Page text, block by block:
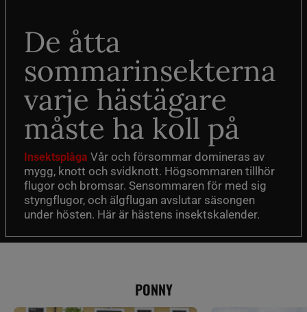
De åtta
sommarinsekterna
varje hästägare
måste ha koll på
Insektsplåga Vår och försommar domineras av
mygg, knott och svidknott. Högsommaren tillhör
flugor och bromsar. Sensommaren för med sig
styngflugor, och älgflugan avslutar säsongen
under hösten. Här är hästens insektskalender.
PONNY